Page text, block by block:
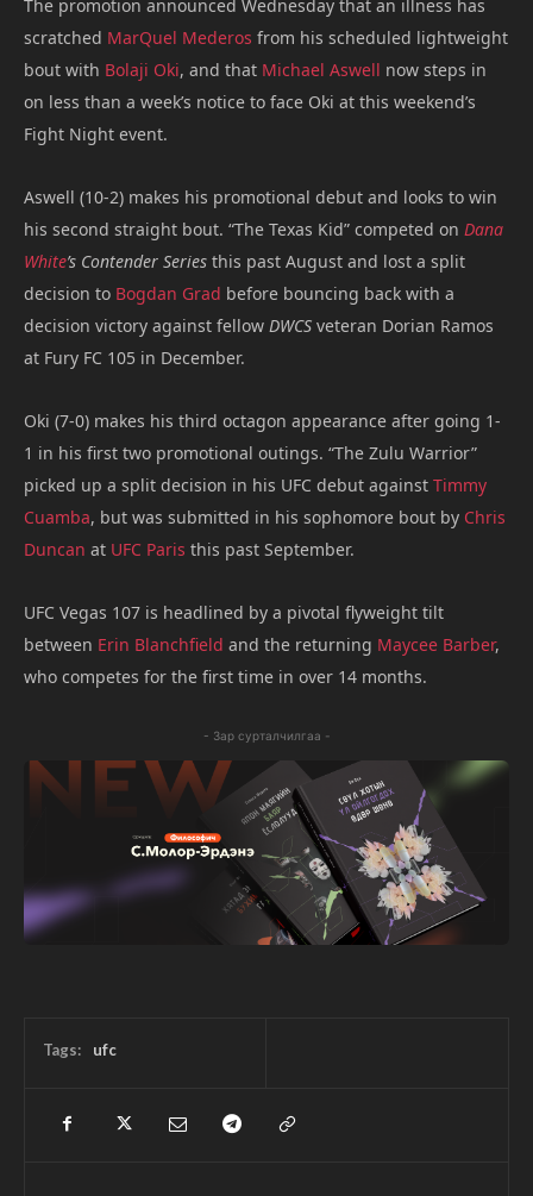
The promotion announced Wednesday that an illness has
scratched MarQuel Mederos from his scheduled lightweight
bout with Bolaji Oki, and that Michael Aswell now steps in
on less than a week’s notice to face Oki at this weekend’s
Fight Night event.
Aswell (10-2) makes his promotional debut and looks to win
his second straight bout. “The Texas Kid” competed on Dana
White’s Contender Series this past August and lost a split
decision to Bogdan Grad before bouncing back with a
decision victory against fellow DWCS veteran Dorian Ramos
at Fury FC 105 in December.
Oki (7-0) makes his third octagon appearance after going 1-
1 in his first two promotional outings. “The Zulu Warrior”
picked up a split decision in his UFC debut against Timmy
Cuamba, but was submitted in his sophomore bout by Chris
Duncan at UFC Paris this past September.
UFC Vegas 107 is headlined by a pivotal flyweight tilt
between Erin Blanchfield and the returning Maycee Barber,
who competes for the first time in over 14 months.
- Зар сурталчилгаа -
Tags: ufc